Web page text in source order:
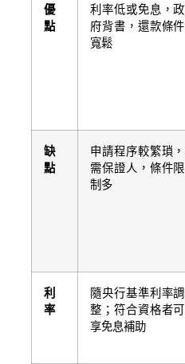
優
點
利率低或免息，政
府背書，還款條件
寬鬆
缺
點
申請程序較繁瑣，
需保證人，條件限
制多
利
率
隨央行基準利率調
整；符合資格者可
享免息補助